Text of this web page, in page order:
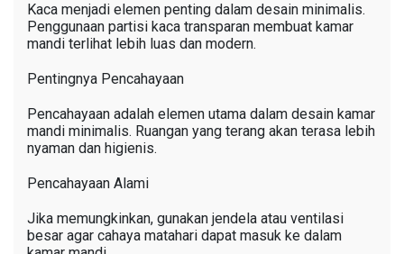
Kaca menjadi elemen penting dalam desain minimalis.
Penggunaan partisi kaca transparan membuat kamar
mandi terlihat lebih luas dan modern.
Pentingnya Pencahayaan
Pencahayaan adalah elemen utama dalam desain kamar
mandi minimalis. Ruangan yang terang akan terasa lebih
nyaman dan higienis.
Pencahayaan Alami
Jika memungkinkan, gunakan jendela atau ventilasi
besar agar cahaya matahari dapat masuk ke dalam